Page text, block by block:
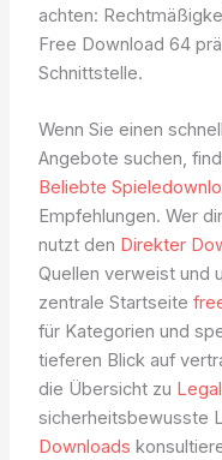
achten:
Free Download 64
Schnittstelle.
Wenn Sie einen
Angebote suchen,
Beliebte
Empfehlungen. Wer
nutzt den Direkter
Quellen verweist und
zentrale Startseite
für Kategorien und
tieferen Blick auf
die Übersicht zu
sicherheitsbewusste
Downloads